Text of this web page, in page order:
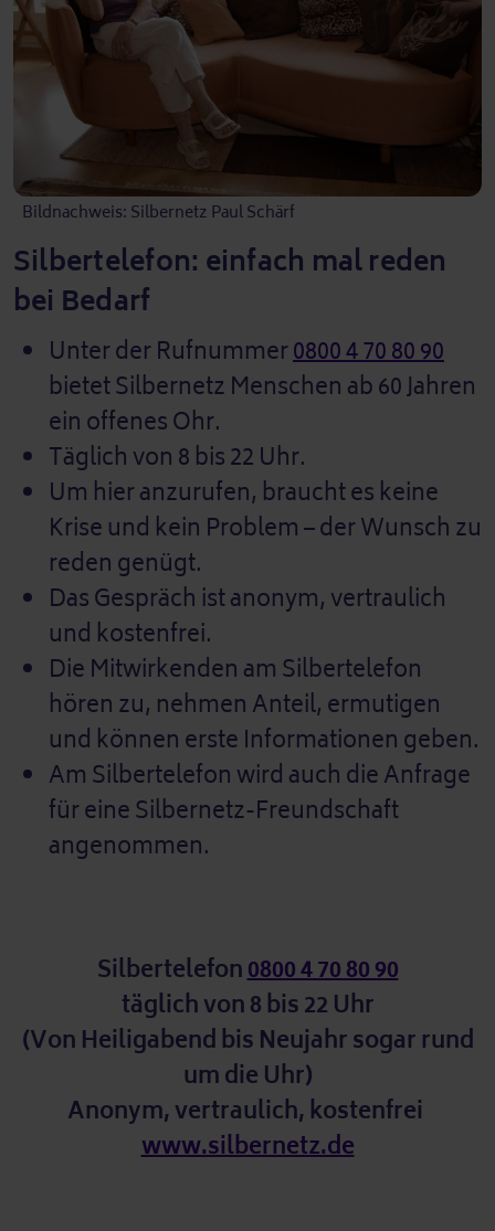
Bildnachweis: Silbernetz Paul Schärf
Silbertelefon: einfach mal reden
bei Bedarf
Unter der Rufnummer0800 4 70 80 90
bietet Silbernetz Menschen ab 60 Jahren
ein offenes Ohr.
Täglich von 8 bis 22 Uhr.
Um hier anzurufen, braucht es keine
Krise und kein Problem – der Wunsch zu
reden genügt.
Das Gespräch ist anonym, vertraulich
und kostenfrei.
Die Mitwirkenden am Silbertelefon
hören zu, nehmen Anteil, ermutigen
und können erste Informationen geben.
Am Silbertelefon wird auch die Anfrage
für eine Silbernetz-Freundschaft
angenommen.
Silbertelefon0800 4 70 80 90
täglich von 8 bis 22 Uhr
(Von Heiligabend bis Neujahr sogar rund
um die Uhr)
Anonym, vertraulich, kostenfrei
www.silbernetz.de